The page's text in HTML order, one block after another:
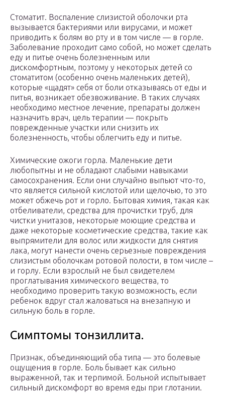
Стоматит. Воспаление слизистой оболочки рта
вызывается бактериями или вирусами, и может
приводить к болям во рту и в том числе — в горле.
Заболевание проходит само собой, но может сделать
еду и питье очень болезненным или
дискомфортным, поэтому у некоторых детей со
стоматитом (особенно очень маленьких детей),
которые «щадят» себя от боли отказываясь от еды и
питья, возникает обезвоживание. В таких случаях
необходимо местное лечение, препараты должен
назначить врач, цель терапии — покрыть
поврежденные участки или снизить их
болезненность, чтобы облегчить еду и питье.
Химические ожоги горла. Маленькие дети
любопытны и не обладают слабыми навыками
самосохранения. Если они случайно выпьют что-то,
что является сильной кислотой или щелочью, то это
может обжечь рот и горло. Бытовая химия, такая как
отбеливатели, средства для прочистки труб, для
чистки унитазов, некоторые моющие средства и
даже некоторые косметические средства, такие как
выпрямители для волос или жидкости для снятия
лака, могут нанести очень серьезные повреждения
слизистым оболочкам ротовой полости, в том числе –
и горлу. Если взрослый не был свидетелем
проглатывания химического вещества, то
необходимо проверить такую возможность, если
ребенок вдруг стал жаловаться на внезапную и
сильную боль в горле.
Симптомы тонзиллита.
Признак, объединяющий оба типа — это болевые
ощущения в горле. Боль бывает как сильно
выраженной, так и терпимой. Больной испытывает
сильный дискомфорт во время еды при глотании.